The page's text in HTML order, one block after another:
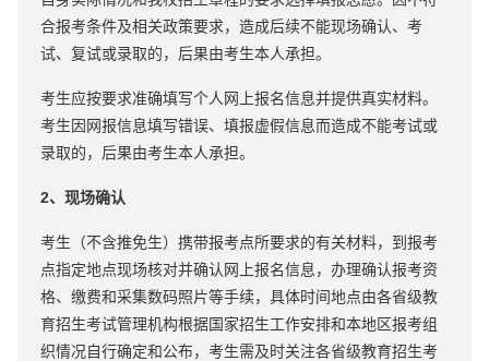
合报考条件及相关政策要求，造成后续不能现场确认、考
试、复试或录取的，后果由考生本人承担。
考生应按要求准确填写个人网上报名信息并提供真实材料。
考生因网报信息填写错误、填报虚假信息而造成不能考试或
录取的，后果由考生本人承担。
2、现场确认
考生（不含推免生）携带报考点所要求的有关材料，到报考
点指定地点现场核对并确认网上报名信息，办理确认报考资
格、缴费和采集数码照片等手续，具体时间地点由各省级教
育招生考试管理机构根据国家招生工作安排和本地区报考组
织情况自行确定和公布，考生需及时关注各省级教育招生考